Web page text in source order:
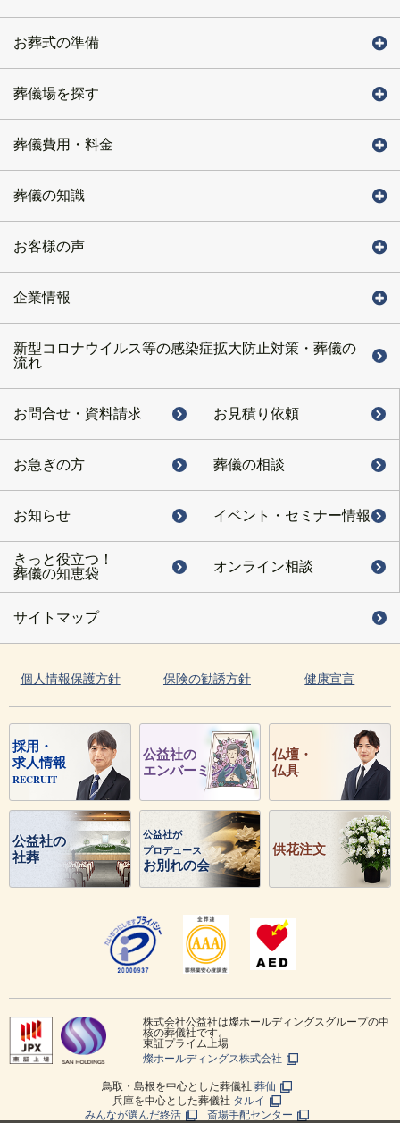
お葬式の準備
葬儀場を探す
葬儀費用・料金
葬儀の知識
お客様の声
企業情報
新型コロナウイルス等の感染症拡大防止対策・葬儀の
流れ
お問合せ・ 資料請求 お見積り依頼
お急ぎの方 葬儀の相談
お知らせ イベント・ セミナー情報
きっと役立つ！
葬儀の知恵袋
オンライン相談
サイトマップ
個人情報保護方針 保険の勧誘方針 健康宣言
採用・
求人情報
RECRUIT
公益社の
エンバーミング
仏壇・
仏具
公益社の
社葬
公益社が
プロデュース
お別れの会
供花注文
株式会社公益社は燦ホールディングスグループの中
核の葬儀社です。
東証プライム上場
燦ホールディングス株式会社
鳥取・島根を中心とした葬儀社 葬仙
兵庫を中心とした葬儀社 タルイ
みんなが選んだ終活
斎場手配センター